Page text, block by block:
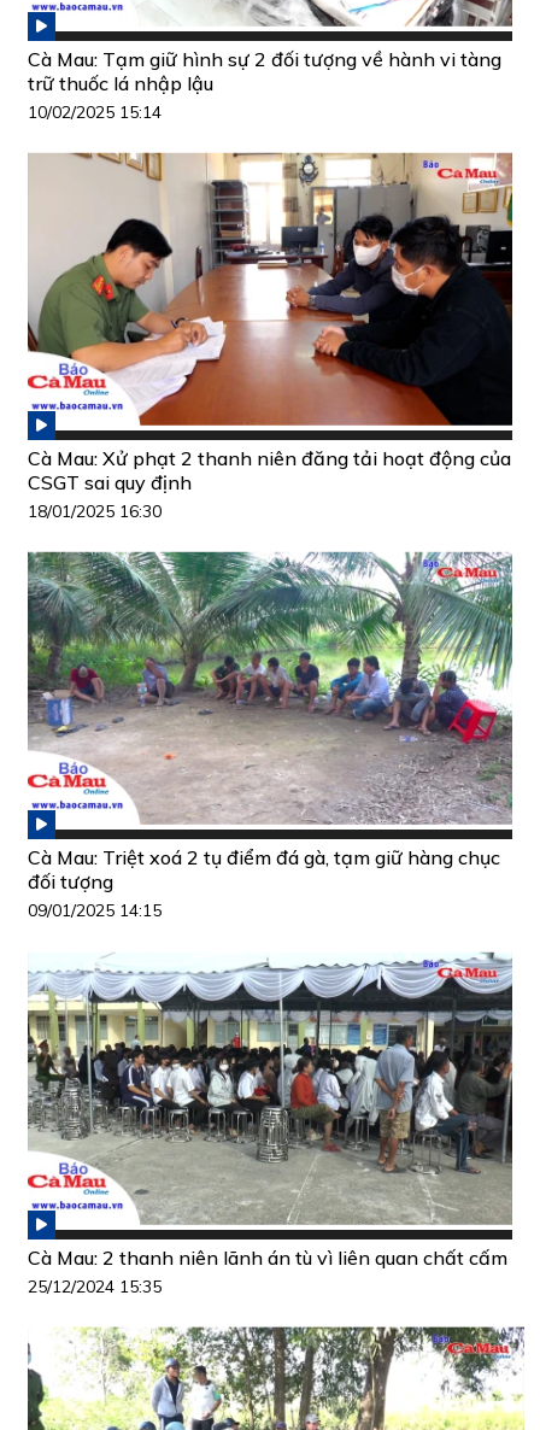
Cà Mau: Tạm giữ hình sự 2 đối tượng về hành vi tàng
trữ thuốc lá nhập lậu
10/02/2025 15:14
Cà Mau: Xử phạt 2 thanh niên đăng tải hoạt động của
CSGT sai quy định
18/01/2025 16:30
Cà Mau: Triệt xoá 2 tụ điểm đá gà, tạm giữ hàng chục
đối tượng
09/01/2025 14:15
Cà Mau: 2 thanh niên lãnh án tù vì liên quan chất cấm
25/12/2024 15:35